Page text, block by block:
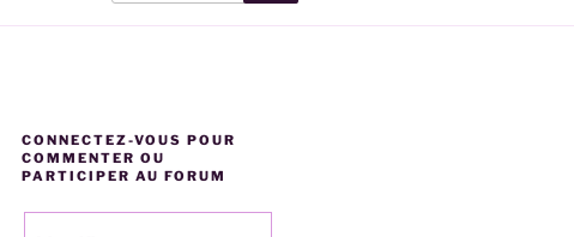
CONNECTEZ-VOUS POUR
COMMENTER OU
PARTICIPER AU FORUM